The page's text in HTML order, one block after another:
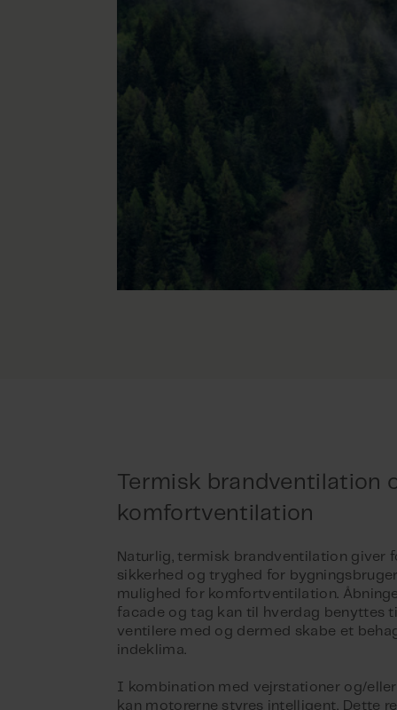
Termisk brandventilation
komfortventilation
Naturlig, termisk brandventilation giver
sikkerhed og tryghed for
mulighed for komfortventilation.
facade og tag kan til hverdag benyttes
ventilere med og dermed skabe et
indeklima.
I kombination med vejrstationer og/
kan motorerne styres intelligent. Dette